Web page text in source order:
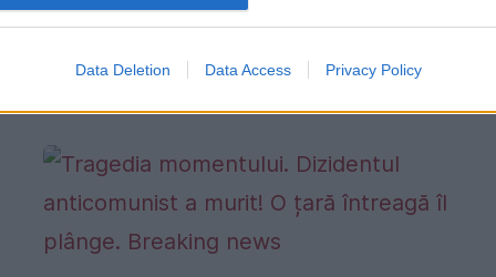
Data Deletion Data Access Privacy Policy
foștii ofițeri de Securitate Marin Pîrvulescu